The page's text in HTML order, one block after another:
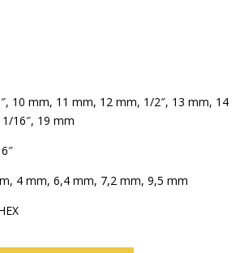
10 mm, 11 mm, 12 mm, 1/2″, 13 mm, 14
16″, 19 mm
4 mm, 6,4 mm, 7,2 mm, 9,5 mm